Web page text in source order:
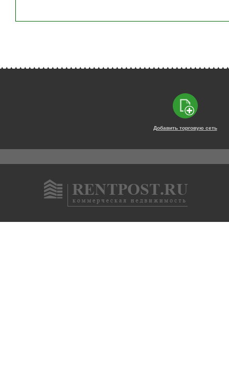
Добавить торговую сеть